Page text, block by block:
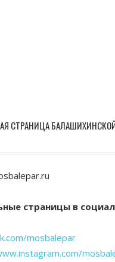
СТРАНИЦА
страницы в
mosbalepar